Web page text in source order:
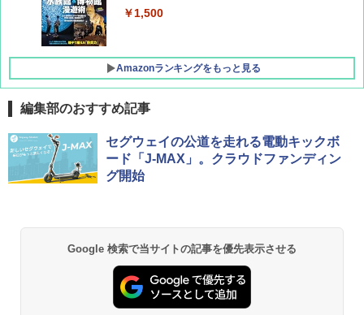
￥1,500
Amazonランキングをもっと見る
D40 地球の歩き方 チェンマイ タイ北部の魅
力的な町 2026～2027 地球の歩き方D アジア
￥2,079
球の歩き方A ヨーロッパ
￥2,479
[キャンパーズコレクション 山善] ポップアッ
プテント 傘みたいに広げて畳める パッとサ
ッとサンシェード キューブ フルクローズ メ
ッシュ 簡単設置 ワンタッチテント キャンプ
PYKES PEAK (パイクスピーク) 着替えテン
ト プライバシー テント 【中が透けない】 1
人用 折りたたみ 防災グッズ 災害用トイレ ビ
ーチ ピクニック ポップアップテント 携帯 簡
BUNDOK(バンドック)ソロ ドーム 1 EX BDK
-08EX カーキ ソロキャンプ ポリエステル フ
レーム テント
026リニューアル 急速冷凍 空間倍増 衛生的
コンパクト 保冷力長持ち
￥2,980
編集部のおすすめ記事
セグウェイの公道を走れる電動キックボ
ード「J-MAX」。クラウドファンディン
グ開始
Google 検索で当サイトの記事を優先表示させる